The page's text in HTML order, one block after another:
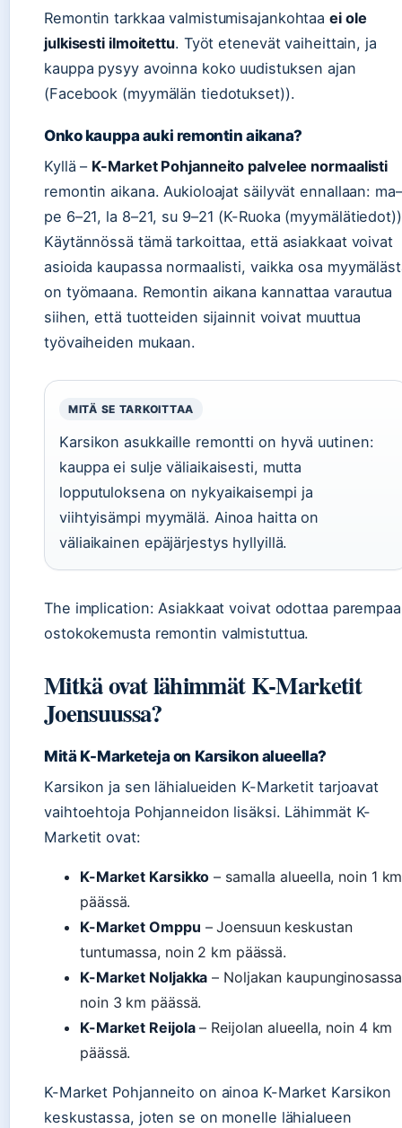
Remontin tarkkaa valmistumisajankohtaaei ole
julkisesti ilmoitettu. Työt etenevät vaiheittain, ja
kauppa pysyy avoinna koko uudistuksen ajan
(Facebook (myymälän tiedotukset)).
Onko kauppa auki remontin aikana?
Kyllä – K-Market Pohjanneito palvelee normaalisti
remontin aikana. Aukioloajat säilyvät ennallaan: ma–
pe 6–21, la 8–21, su 9–21 (K-Ruoka
Käytännössä tämä tarkoittaa, että asiakkaat voivat
asioida kaupassa normaalisti, vaikka osa
on työmaana. Remontin aikana kannattaa varautua
siihen, että tuotteiden sijainnit voivat muuttua
työvaiheiden mukaan.
MITÄ SE TARKOITTAA
Karsikon asukkaille remontti on hyvä uutinen:
kauppa ei sulje väliaikaisesti, mutta
lopputuloksena on nykyaikaisempi ja
viihtyisämpi myymälä. Ainoa haitta on
väliaikainen epäjärjestys hyllyillä.
The implication: Asiakkaat voivat odottaa parempaa
ostokokemusta remontin valmistuttua.
Mitkä ovat lähimmät K-Marketit
Joensuussa?
Mitä K-Marketeja on Karsikon alueella?
Karsikon ja sen lähialueiden K-Marketit tarjoavat
vaihtoehtoja Pohjanneidon lisäksi. Lähimmät K-
Marketit ovat:
K-Market Karsikko – samalla alueella, noin 1 km
päässä.
K-Market Omppu – Joensuun keskustan
tuntumassa, noin 2 km päässä.
K-Market Noljakka – Noljakan
noin 3 km päässä.
K-Market Reijola– Reijolan alueella, noin 4 km
päässä.
K-Market Pohjanneito on ainoa K-Market Karsikon
keskustassa, joten se on monelle lähialueen